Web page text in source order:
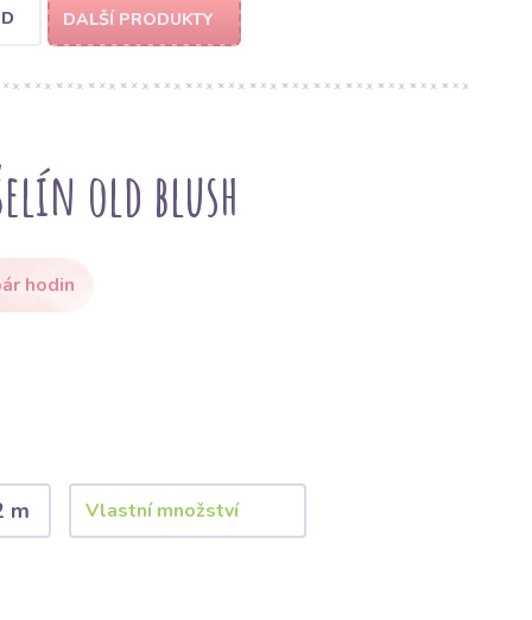
DALŠÍ PRODUKTY
old blush
hodin
m